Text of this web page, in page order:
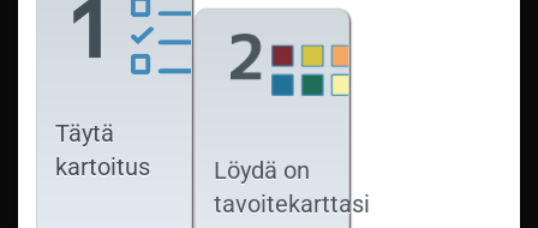
Täytä
kartoitus
Löydä on
tavoitekarttasi